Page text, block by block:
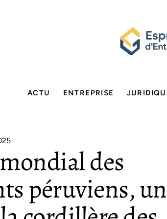
ACTU ENTREPRISE
des
péruviens,